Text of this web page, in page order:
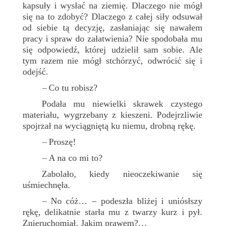
kapsuły i wysłać na ziemię. Dlaczego nie mógł
się na to zdobyć? Dlaczego z całej siły odsuwał
od siebie tą decyzję, zasłaniając się nawałem
pracy i spraw do załatwienia? Nie spodobała mu
się odpowiedź, której udzielił sam sobie. Ale
tym razem nie mógł stchórzyć, odwrócić się i
odejść.
– Co tu robisz?
Podała mu niewielki skrawek czystego
materiału, wygrzebany z kieszeni. Podejrzliwie
spojrzał na wyciągniętą ku niemu, drobną rękę.
– Proszę!
– A na co mi to?
Zabolało, kiedy nieoczekiwanie się
uśmiechnęła.
– No cóż… – podeszła bliżej i uniósłszy
rękę, delikatnie starła mu z twarzy kurz i pył.
Znieruchomiał. Jakim prawem?…